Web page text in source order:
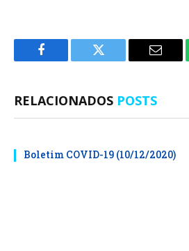
Facebook Twitter
E-
RELACIONADOS POSTS
Boletim COVID-19 (10/12/2020)